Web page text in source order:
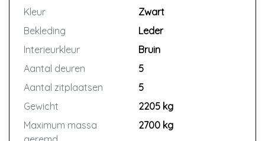
Kleur
Zwart
Bekleding
Leder
Interieurkleur
Bruin
Aantal deuren
5
Aantal zitplaatsen
5
Gewicht
2205 kg
Maximum massa
2700 kg